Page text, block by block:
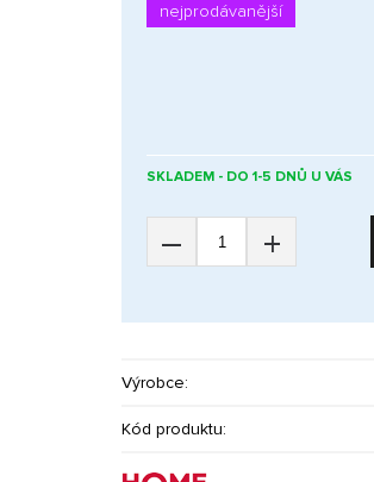
nejprodávanější
SKLADEM - DO 1-5 DNŮ U VÁS
– +
Výrobce:
Kód produktu: